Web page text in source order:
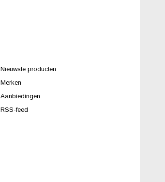
Nieuwste producten
Merken
Aanbiedingen
RSS-feed